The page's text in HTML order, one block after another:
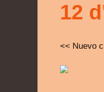
12
<< Nuevo